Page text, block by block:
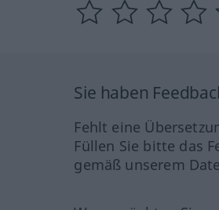
Sie haben
Fehlt eine
Füllen Sie bitte das
gemäß unserem